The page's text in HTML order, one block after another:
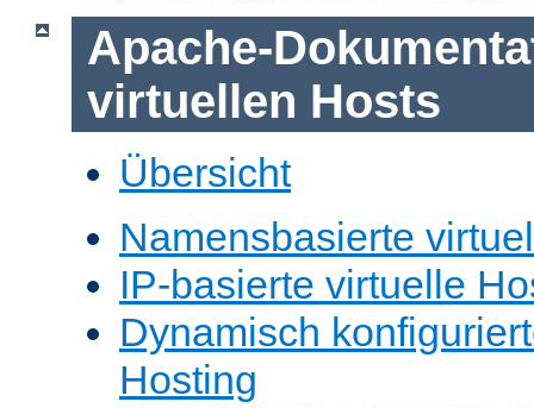
Apache-
virtuellen Hosts
Übersicht
Namensbasierte
IP-basierte virtuelle
Dynamisch
Hosting